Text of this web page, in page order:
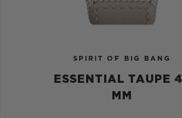
SPIRIT OF BIG BANG
ESSENTIAL TAUPE
MM